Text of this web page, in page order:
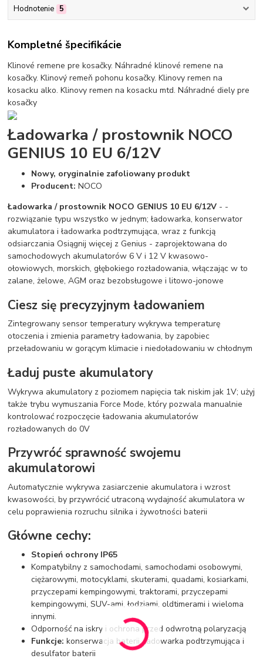
Hodnotenie 5
Kompletné špecifikácie
Klinové remene pre kosačky. Náhradné klinové remene na
kosačky. Klinový remeň pohonu kosačky. Klinovy remen na
kosacku alko. Klinovy remen na kosacku mtd. Náhradné diely pre
kosačky
Ładowarka / prostownik NOCO
GENIUS 10 EU 6/12V
Nowy, oryginalnie zafoliowany produkt
Producent: NOCO
Ładowarka / prostownik NOCO GENIUS 10 EU 6/12V - -
rozwiązanie typu wszystko w jednym; ładowarka, konserwator
akumulatora i ładowarka podtrzymująca, wraz z funkcją
odsiarczania Osiągnij więcej z Genius - zaprojektowana do
samochodowych akumulatorów 6 V i 12 V kwasowo-
ołowiowych, morskich, głębokiego rozładowania, włączając w to
zalane, żelowe, AGM oraz bezobsługowe i litowo-jonowe
Ciesz się precyzyjnym ładowaniem
Zintegrowany sensor temperatury wykrywa temperaturę
otoczenia i zmienia parametry ładowania, by zapobiec
przeładowaniu w gorącym klimacie i niedoładowaniu w chłodnym
Ładuj puste akumulatory
Wykrywa akumulatory z poziomem napięcia tak niskim jak 1V; użyj
także trybu wymuszania Force Mode, który pozwala manualnie
kontrolować rozpoczęcie ładowania akumulatorów
rozładowanych do 0V
Przywróć sprawność swojemu
akumulatorowi
Automatycznie wykrywa zasiarczenie akumulatora i wzrost
kwasowości, by przywrócić utraconą wydajność akumulatora w
celu poprawienia rozruchu silnika i żywotności baterii
Główne cechy:
‎Stopień ochrony IP65
Kompatybilny z samochodami, samochodami osobowymi,
ciężarowymi, motocyklami, skuterami, quadami, kosiarkami,
przyczepami kempingowymi, traktorami, przyczepami
kempingowymi, SUV-ami, łodziami, oldtimerami i wieloma
innymi.
Odporność na iskry i ochrona przed odwrotną polaryzacją
Funkcje: konserwacja baterii, ładowarka podtrzymująca i
desulfator baterii